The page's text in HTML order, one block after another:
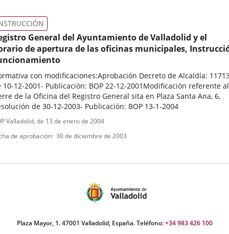
General del Ayuntamiento de Valladolid y el
de apertura de las oficinas municipales,
con modificaciones:Aprobación Decreto de Alcaldía:
10-12-2001- Publicación: BOP 22-12-2001Modificación referente al
de la Oficina del Registro General sita en Plaza Santa Ana, 6,
de 30-12-2003- Publicación: BOP 13-1-2004
Valladolid, de 13 de enero de 2004
de aprobación 30 de diciembre de 2003
Plaza Mayor, 1. 47001 Valladolid, España. Teléfono:+34 983 426 100